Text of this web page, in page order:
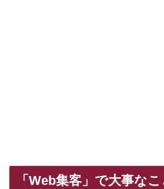
「Web集客」で大事なこ